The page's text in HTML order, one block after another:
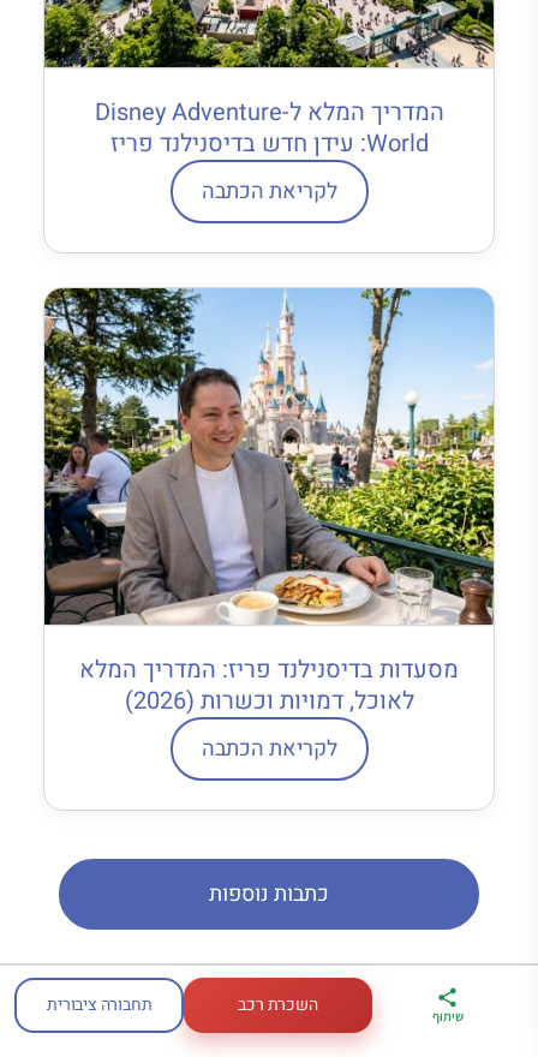
המדריך המלא ל-Disney Adventure
World: עידן חדש בדיסנילנד פריז
לקריאת הכתבה
מסעדות בדיסנילנד פריז: המדריך המלא
לאוכל, דמויות וכשרות (2026)
לקריאת הכתבה
כתבות נוספות
ארגז הכלים שלי
לטיול בצרפת
מדריך פריז
במתנה
דברו
איתי בווטסאפ
שיתוף השכרת רכב תחבורה ציבורית